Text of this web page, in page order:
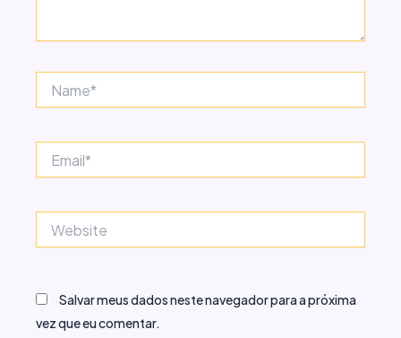
Salvar meus dados neste navegador para a próxima
vez que eu comentar.